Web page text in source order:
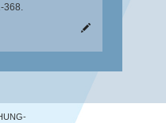
368.